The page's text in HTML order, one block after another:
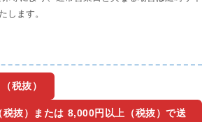
します。
税抜）
抜）または 8,000円以上（税抜）で送